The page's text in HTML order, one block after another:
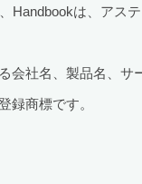
Handbookは、アス
会社名、製品名、サ
録商標です。